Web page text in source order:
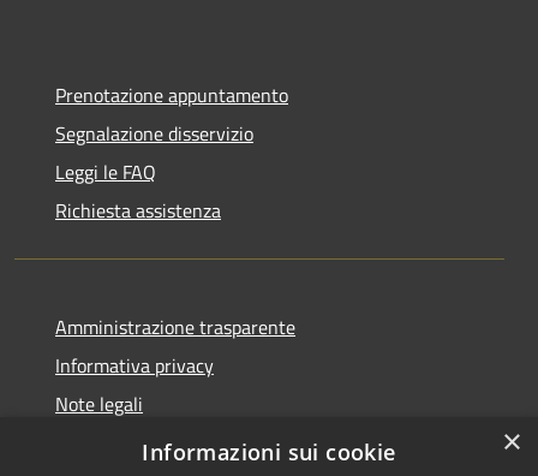
Prenotazione appuntamento
Segnalazione disservizio
Leggi le FAQ
Richiesta assistenza
Amministrazione trasparente
Informativa privacy
Note legali
Dichiarazione di accessibilità
×
Informazioni sui cookie